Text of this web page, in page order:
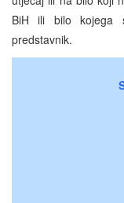
BiH ili bilo kojega
predstavnik.